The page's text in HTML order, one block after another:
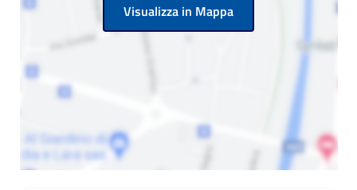
Visualizza in Mappa